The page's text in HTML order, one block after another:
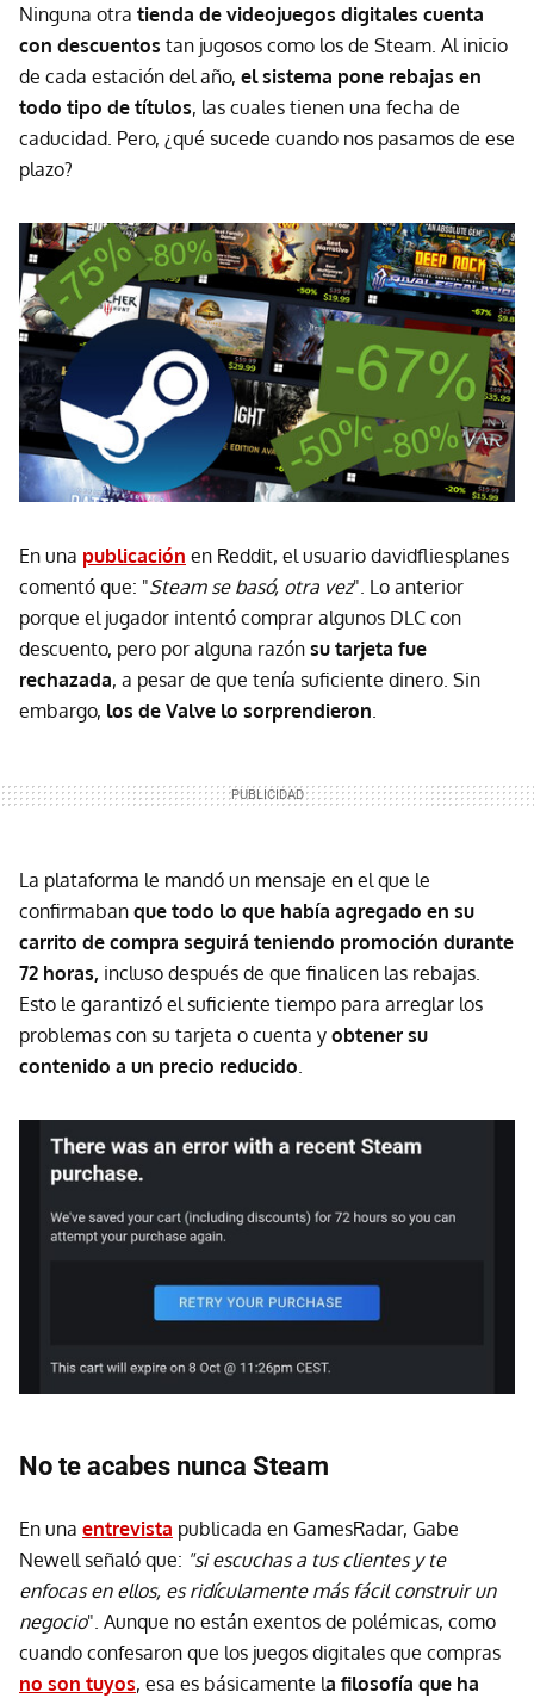
Ninguna otra tienda de videojuegos digitales cuenta
con descuentos tan jugosos como los de Steam. Al inicio
de cada estación del año, el sistema pone rebajas en
todo tipo de títulos, las cuales tienen una fecha de
caducidad. Pero, ¿qué sucede cuando nos pasamos de ese
plazo?
En una publicación en Reddit, el usuario davidfliesplanes
comentó que: "Steam se basó, otra vez". Lo anterior
porque el jugador intentó comprar algunos DLC con
descuento, pero por alguna razón su tarjeta fue
rechazada, a pesar de que tenía suficiente dinero. Sin
embargo, los de Valve lo sorprendieron.
La plataforma le mandó un mensaje en el que le
confirmaban que todo lo que había agregado en su
carrito de compra seguirá teniendo promoción durante
72 horas, incluso después de que finalicen las rebajas.
Esto le garantizó el suficiente tiempo para arreglar los
problemas con su tarjeta o cuenta y obtener su
contenido a un precio reducido.
No te acabes nunca Steam
En una entrevista publicada en GamesRadar, Gabe
Newell señaló que: "si escuchas a tus clientes y te
enfocas en ellos, es ridículamente más fácil construir un
negocio". Aunque no están exentos de polémicas, como
cuando confesaron que los juegos digitales que compras
no son tuyos, esa es básicamente la filosofía que ha